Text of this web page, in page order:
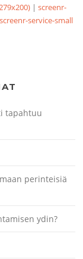
|screenr-
screenr-service-small
tapahtuu
perinteisiä
ydin?